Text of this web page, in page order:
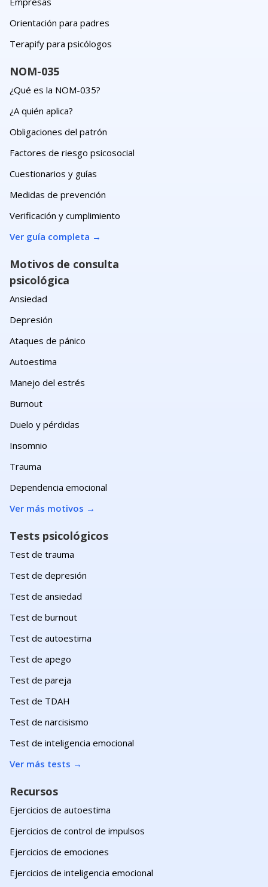
Orientación para padres
Terapify para psicólogos
NOM-035
¿Qué es la NOM-035?
¿A quién aplica?
Obligaciones del patrón
Factores de riesgo psicosocial
Cuestionarios y guías
Medidas de prevención
Verificación y cumplimiento
Ver guía completa →
Motivos de consulta
psicológica
Ansiedad
Depresión
Ataques de pánico
Autoestima
Manejo del estrés
Burnout
Duelo y pérdidas
Insomnio
Trauma
Dependencia emocional
Ver más motivos →
Tests psicológicos
Test de trauma
Test de depresión
Test de ansiedad
Test de burnout
Test de autoestima
Test de apego
Test de pareja
Test de TDAH
Test de narcisismo
Test de inteligencia emocional
Ver más tests →
Recursos
Ejercicios de autoestima
Ejercicios de control de impulsos
Ejercicios de emociones
Ejercicios de inteligencia emocional